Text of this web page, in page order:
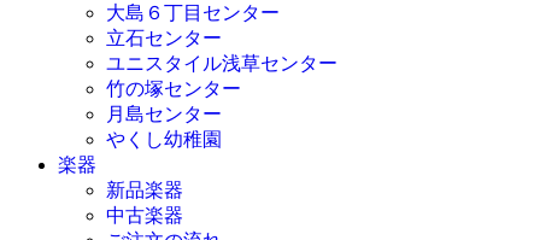
大島６丁目センター
立石センター
ユニスタイル浅草センター
竹の塚センター
月島センター
やくし幼稚園
楽器
新品楽器
中古楽器